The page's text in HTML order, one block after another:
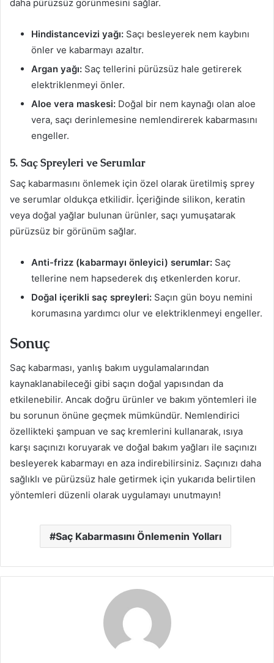
daha pürüzsüz görünmesini sağlar.
Hindistancevizi yağı: Saçı besleyerek nem kaybını
önler ve kabarmayı azaltır.
Argan yağı: Saç tellerini pürüzsüz hale getirerek
elektriklenmeyi önler.
Aloe vera maskesi: Doğal bir nem kaynağı olan aloe
vera, saçı derinlemesine nemlendirerek kabarmasını
engeller.
5. Saç Spreyleri ve Serumlar
Saç kabarmasını önlemek için özel olarak üretilmiş sprey
ve serumlar oldukça etkilidir. İçeriğinde silikon, keratin
veya doğal yağlar bulunan ürünler, saçı yumuşatarak
pürüzsüz bir görünüm sağlar.
Anti-frizz (kabarmayı önleyici) serumlar: Saç
tellerine nem hapsederek dış etkenlerden korur.
Doğal içerikli saç spreyleri: Saçın gün boyu nemini
korumasına yardımcı olur ve elektriklenmeyi engeller.
Sonuç
Saç kabarması, yanlış bakım uygulamalarından
kaynaklanabileceği gibi saçın doğal yapısından da
etkilenebilir. Ancak doğru ürünler ve bakım yöntemleri ile
bu sorunun önüne geçmek mümkündür. Nemlendirici
özellikteki şampuan ve saç kremlerini kullanarak, ısıya
karşı saçınızı koruyarak ve doğal bakım yağları ile saçınızı
besleyerek kabarmayı en aza indirebilirsiniz. Saçınızı daha
sağlıklı ve pürüzsüz hale getirmek için yukarıda belirtilen
yöntemleri düzenli olarak uygulamayı unutmayın!
Saç Kabarmasını Önlemenin Yolları